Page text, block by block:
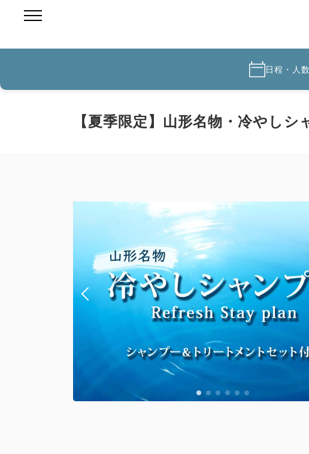
日程・人数
【夏季限定】山形名物・冷やし